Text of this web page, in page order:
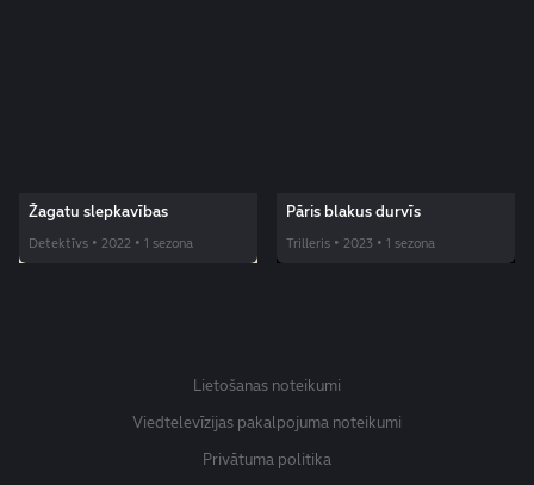
Žagatu slepkavības
Detektīvs • 2022 • 1 sezona
Pāris blakus durvīs
Trilleris • 2023 • 1 sezona
Lietošanas noteikumi
Viedtelevīzijas pakalpojuma noteikumi
Privātuma politika